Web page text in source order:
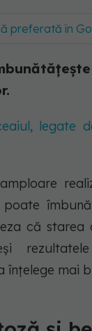
preferată în
legate
poate
că
înțelege mai